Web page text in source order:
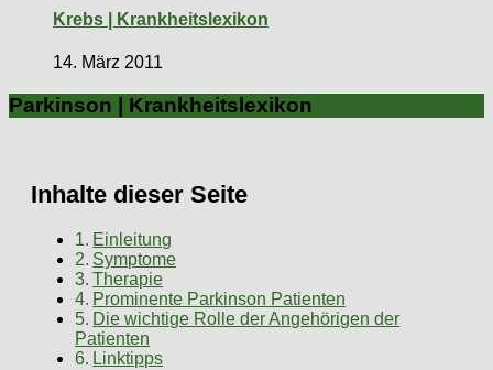
Krebs | Krankheitslexikon
14. März 2011
Parkinson | Krankheitslexikon
Inhalte dieser Seite
Einleitung
Symptome
Therapie
Prominente Parkinson Patienten
Die wichtige Rolle der Angehörigen der
Patienten
Linktipps